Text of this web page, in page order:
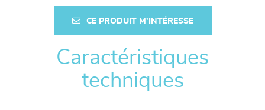
CE PRODUIT M'INTÉRESSE
Caractéristiques
techniques